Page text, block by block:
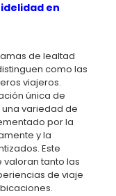
en
de lealtad
como las
viajeros.
única de
variedad de
por la
y la
Este
tanto las
de viaje